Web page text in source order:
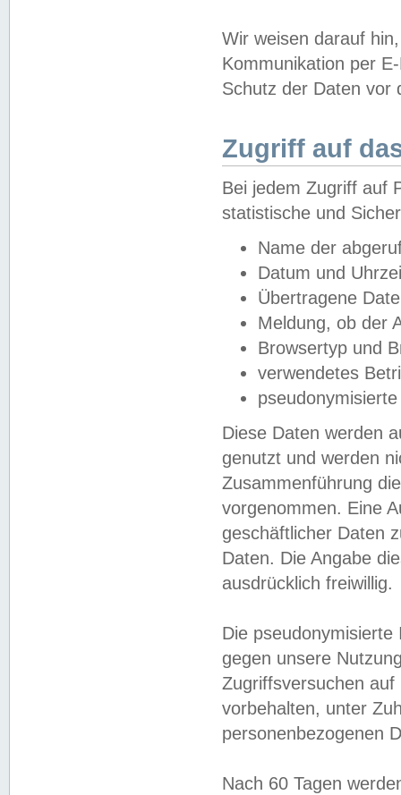
Wir weisen darauf
Kommunikation per
Schutz der Daten vor
Zugriff auf
Bei jedem Zugriff auf
statistische und
Name der
Datum und
Übertragene
Meldung, ob der
Browsertyp und
verwendetes
Diese Daten werden
genutzt und werden
Zusammenführung
vorgenommen. Eine
geschäftlicher Daten
Daten. Die Angabe
ausdrücklich freiwillig.
Die
gegen unsere
Zugriffsversuchen
vorbehalten, unter
personenbezogenen
Nach 60 Tagen